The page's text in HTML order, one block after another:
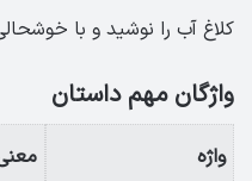
کلاغ آب را نوشید و با
واژگان مهم داستان
واژه